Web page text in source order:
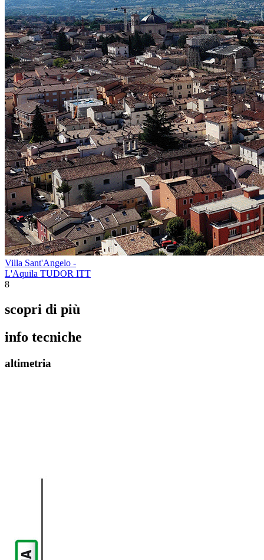
Villa Sant'Angelo -
L'Aquila TUDOR ITT
8
scopri di più
info tecniche
altimetria